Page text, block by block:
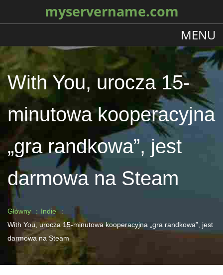
myservername.com
MENU
With You, urocza 15-
minutowa kooperacyjna
„gra randkowa”, jest
darmowa na Steam
Główny
Indie
With You, urocza 15-minutowa kooperacyjna „gra randkowa”, jest
darmowa na Steam